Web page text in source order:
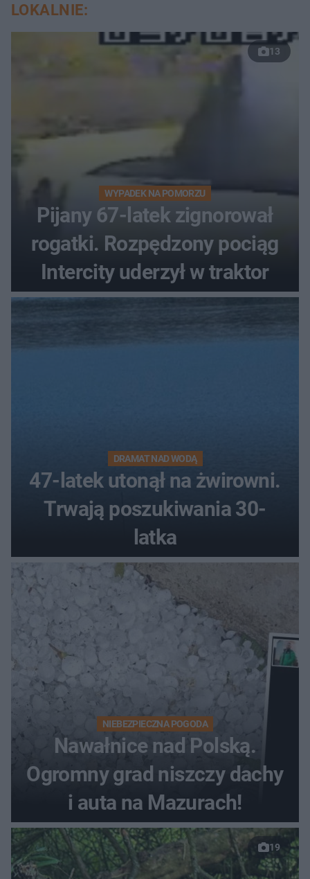
LOKALNIE:
13
WYPADEK NA POMORZU
Pijany 67-latek zignorował
rogatki. Rozpędzony pociąg
Intercity uderzył w traktor
DRAMAT NAD WODĄ
47-latek utonął na żwirowni.
Trwają poszukiwania 30-
latka
NIEBEZPIECZNA POGODA
Nawałnice nad Polską.
Ogromny grad niszczy dachy
i auta na Mazurach!
19